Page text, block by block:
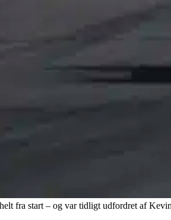
fra start – og var tidligt udfordret af